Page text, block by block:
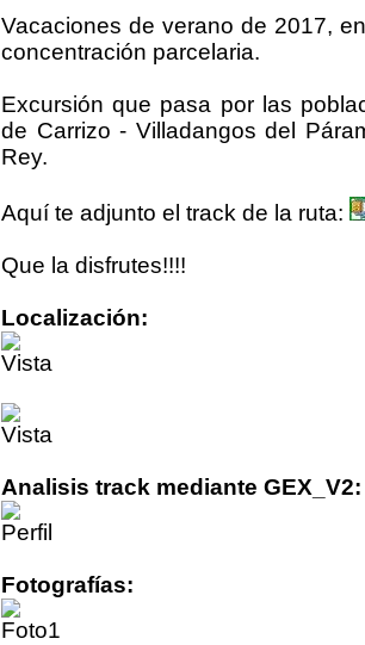
Vacaciones de verano de 2017,
concentración parcelaria.
Excursión que pasa por las
de Carrizo - Villadangos del
Rey.
Aquí te adjunto el track de la ruta:
Que la disfrutes!!!!
Localización:
Analisis track mediante GEX_V2:
Fotografías: